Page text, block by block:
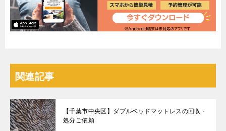
関連記事
【千葉市中央区】ダブルベッドマットレスの回収・
処分ご依頼